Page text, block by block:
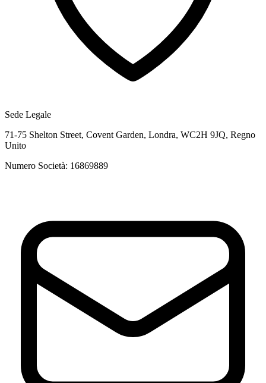
Sede Legale
71-75 Shelton Street, Covent Garden, Londra, WC2H 9JQ, Regno
Unito
Numero Società: 16869889